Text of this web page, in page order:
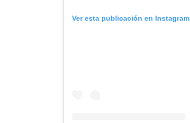
Ver esta publicación en Instagram